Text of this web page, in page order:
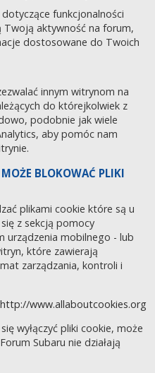
funkcjonalności
aktywność na forum,
dostosowane do Twoich
innym witrynom na
do którejkolwiek z
podobnie jak wiele
aby pomóc nam
BLOKOWAĆ PLIKI
plikami cookie które są u
z sekcją pomocy
urządzenia mobilnego - lub
które zawierają
zarządzania, kontroli i
http://www.allaboutcookies.org
wyłączyć pliki cookie, może
Subaru nie działają